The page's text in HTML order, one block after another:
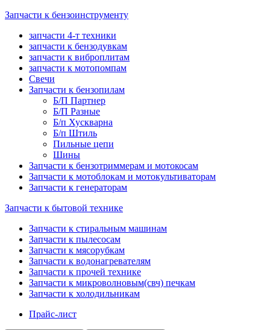
Запчасти к бензоинструменту
запчасти 4-т техники
запчасти к бензодувкам
запчасти к виброплитам
запчасти к мотопомпам
Свечи
Запчасти к бензопилам
Б/П Партнер
Б/П Разные
Б/п Хускварна
Б/п Штиль
Пильные цепи
Шины
Запчасти к бензотриммерам и мотокосам
Запчасти к мотоблокам и мотокультиваторам
Запчасти к генераторам
Запчасти к бытовой технике
Запчасти к стиральным машинам
Запчасти к пылесосам
Запчасти к мясорубкам
Запчасти к водонагревателям
Запчасти к прочей технике
Запчасти к микроволновым(свч) печкам
Запчасти к холодильникам
Прайс-лист